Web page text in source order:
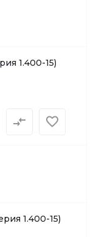
1.400-15)
1.400-15)